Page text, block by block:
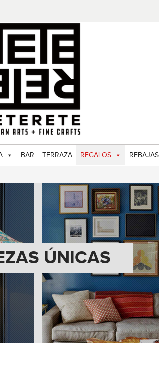
BAR TERRAZA REGALOS REBAJAS
ÚNICAS